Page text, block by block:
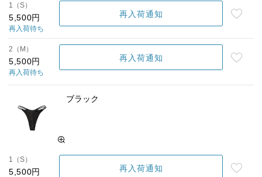
1（S）
5,500円
再入荷待ち
再入荷通知
2（M）
5,500円
再入荷待ち
再入荷通知
ブラック
1（S）
5,500円 再入荷通知